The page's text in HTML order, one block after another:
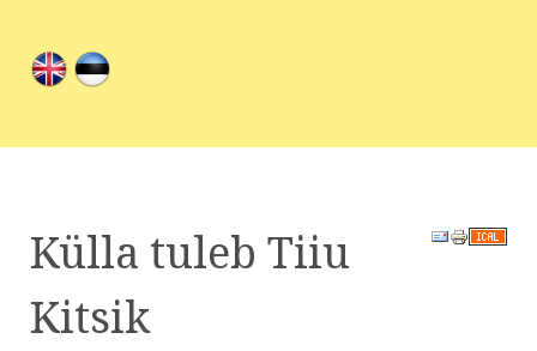
Külla tuleb Tiiu
Kitsik